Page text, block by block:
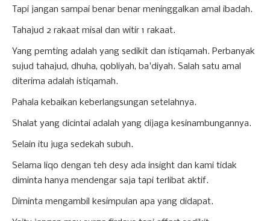
Tapi jangan sampai benar benar meninggalkan amal ibadah.
Tahajud 2 rakaat misal dan witir 1 rakaat.
Yang pemting adalah yang sedikit dan istiqamah. Perbanyak
sujud tahajud, dhuha, qobliyah, ba'diyah. Salah satu amal
diterima adalah istiqamah.
Pahala kebaikan keberlangsungan setelahnya.
Shalat yang dicintai adalah yang dijaga kesinambungannya.
Selain itu juga sedekah subuh.
Selama liqo dengan teh desy ada insight dan kami tidak
diminta hanya mendengar saja tapi terlibat aktif.
Diminta mengambil kesimpulan apa yang didapat.